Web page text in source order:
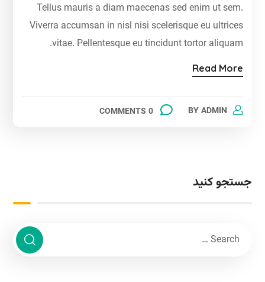
Tellus mauris a diam maecenas sed enim ut sem.
Viverra accumsan in nisl nisi scelerisque eu ultrices
vitae. Pellentesque eu tincidunt tortor aliquam.
Read More
BYADMIN
0 COMMENTS
جستجو کنید